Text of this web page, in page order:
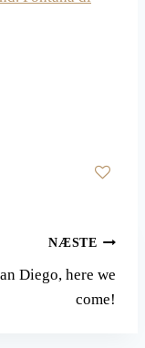
NÆSTE
Diego, here we
come!